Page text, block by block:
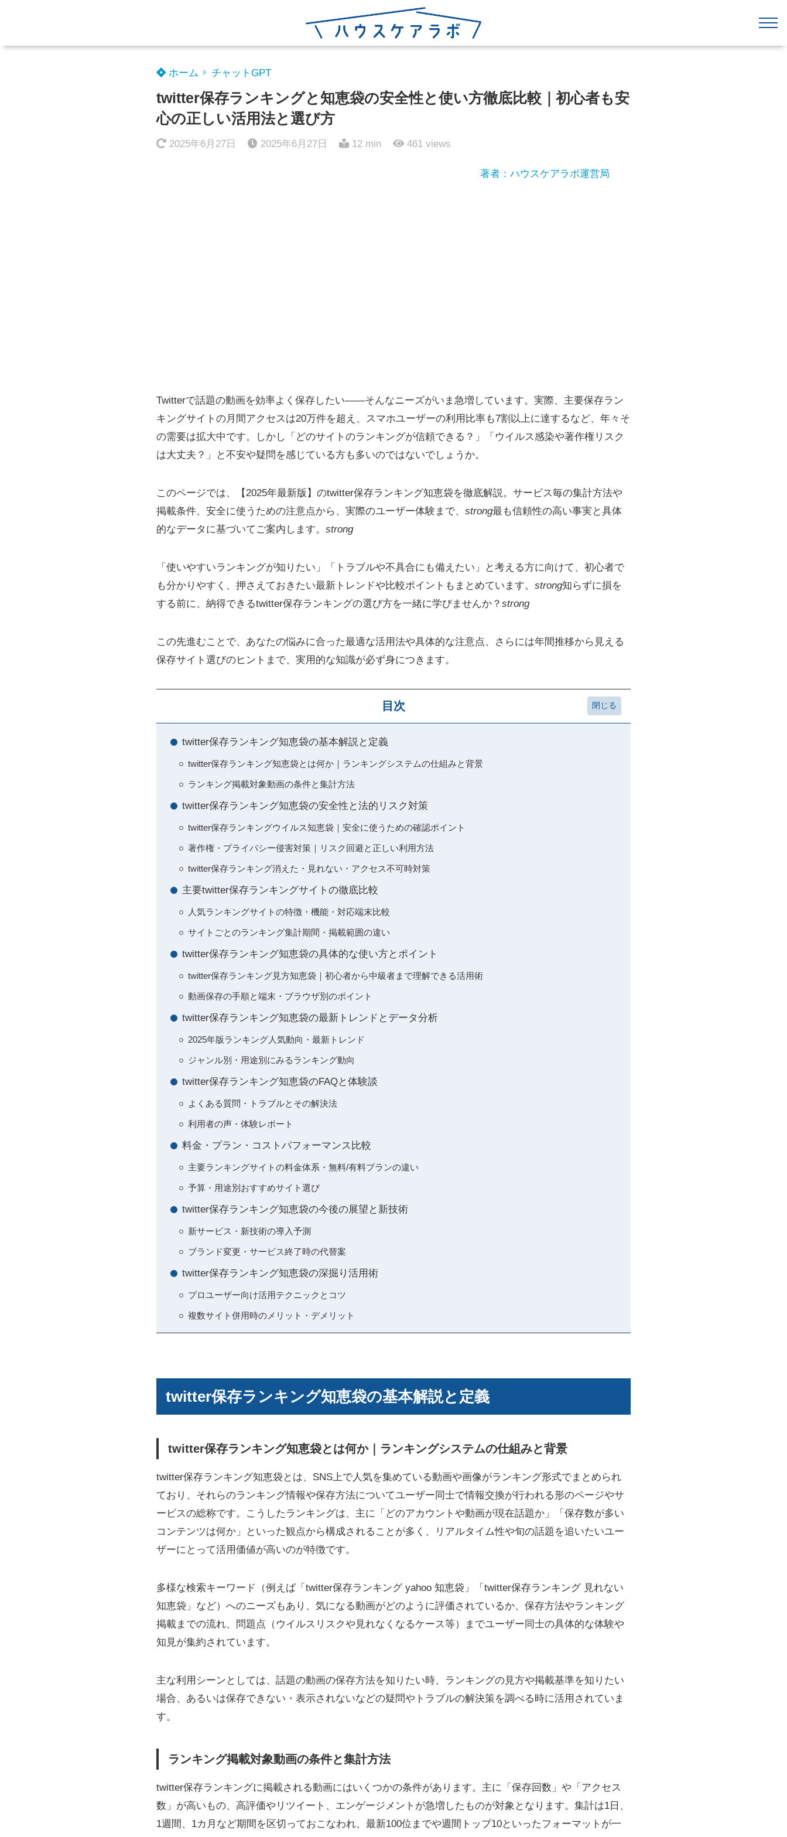
ホーム チャットGPT
twitter保存ランキングと知恵袋の安全性と使い方徹底比較｜初心者も安
心の正しい活用法と選び方
2025年6月27日 2025年6月27日 12 min 461 views
著者：ハウスケアラボ運営局
Twitterで話題の動画を効率よく保存したい――そんなニーズがいま急増しています。実際、主要保存ラン
キングサイトの月間アクセスは20万件を超え、スマホユーザーの利用比率も7割以上に達するなど、年々そ
の需要は拡大中です。しかし「どのサイトのランキングが信頼できる？」「ウイルス感染や著作権リスク
は大丈夫？」と不安や疑問を感じている方も多いのではないでしょうか。
このページでは、【2025年最新版】のtwitter保存ランキング知恵袋を徹底解説。サービス毎の集計方法や
掲載条件、安全に使うための注意点から、実際のユーザー体験まで、 strong最も信頼性の高い事実と具体
的なデータに基づいてご案内します。 strong
「使いやすいランキングが知りたい」「トラブルや不具合にも備えたい」と考える方に向けて、初心者で
も分かりやすく、押さえておきたい最新トレンドや比較ポイントもまとめています。 strong知らずに損を
する前に、納得できるtwitter保存ランキングの選び方を一緒に学びませんか？ strong
この先進むことで、あなたの悩みに合った最適な活用法や具体的な注意点、さらには年間推移から見える
保存サイト選びのヒントまで、実用的な知識が必ず身につきます。
目次
twitter保存ランキング知恵袋の基本解説と定義
twitter保存ランキング知恵袋とは何か｜ランキングシステムの仕組みと背景
ランキング掲載対象動画の条件と集計方法
twitter保存ランキング知恵袋の安全性と法的リスク対策
twitter保存ランキングウイルス知恵袋｜安全に使うための確認ポイント
著作権・プライバシー侵害対策｜リスク回避と正しい利用方法
twitter保存ランキング消えた・見れない・アクセス不可時対策
主要twitter保存ランキングサイトの徹底比較
人気ランキングサイトの特徴・機能・対応端末比較
サイトごとのランキング集計期間・掲載範囲の違い
twitter保存ランキング知恵袋の具体的な使い方とポイント
twitter保存ランキング見方知恵袋｜初心者から中級者まで理解できる活用術
動画保存の手順と端末・ブラウザ別のポイント
twitter保存ランキング知恵袋の最新トレンドとデータ分析
2025年版ランキング人気動向・最新トレンド
ジャンル別・用途別にみるランキング動向
twitter保存ランキング知恵袋のFAQと体験談
よくある質問・トラブルとその解決法
利用者の声・体験レポート
料金・プラン・コストパフォーマンス比較
主要ランキングサイトの料金体系・無料/有料プランの違い
予算・用途別おすすめサイト選び
twitter保存ランキング知恵袋の今後の展望と新技術
新サービス・新技術の導入予測
ブランド変更・サービス終了時の代替案
twitter保存ランキング知恵袋の深掘り活用術
プロユーザー向け活用テクニックとコツ
複数サイト併用時のメリット・デメリット
twitter保存ランキング知恵袋の基本解説と定義
twitter保存ランキング知恵袋とは何か｜ランキングシステムの仕組みと背景
twitter保存ランキング知恵袋とは、SNS上で人気を集めている動画や画像がランキング形式でまとめられ
ており、それらのランキング情報や保存方法についてユーザー同士で情報交換が行われる形のページやサ
ービスの総称です。こうしたランキングは、主に「どのアカウントや動画が現在話題か」「保存数が多い
コンテンツは何か」といった観点から構成されることが多く、リアルタイム性や旬の話題を追いたいユー
ザーにとって活用価値が高いのが特徴です。
多様な検索キーワード（例えば「twitter保存ランキング yahoo 知恵袋」「twitter保存ランキング 見れない
知恵袋」など）へのニーズもあり、気になる動画がどのように評価されているか、保存方法やランキング
掲載までの流れ、問題点（ウイルスリスクや見れなくなるケース等）までユーザー同士の具体的な体験や
知見が集約されています。
主な利用シーンとしては、話題の動画の保存方法を知りたい時、ランキングの見方や掲載基準を知りたい
場合、あるいは保存できない・表示されないなどの疑問やトラブルの解決策を調べる時に活用されていま
す。
ランキング掲載対象動画の条件と集計方法
twitter保存ランキングに掲載される動画にはいくつかの条件があります。主に「保存回数」や「アクセス
数」が高いもの、高評価やリツイート、エンゲージメントが急増したものが対象となります。集計は1日、
1週間、1カ月など期間を区切っておこなわれ、最新100位までや週間トップ10といったフォーマットが一